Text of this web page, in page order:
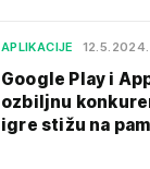
APLIKACIJE 12.5.2024.
Google Play i
ozbiljnu
igre stižu na